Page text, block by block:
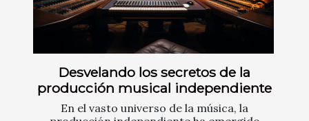
Desvelando los secretos de la
producción musical independiente
En el vasto universo de la música, la